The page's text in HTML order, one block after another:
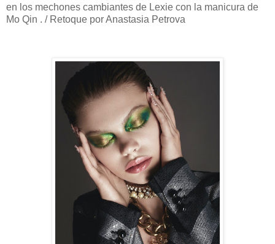
en los mechones cambiantes de Lexie con la manicura de
Mo Qin . / Retoque por Anastasia Petrova